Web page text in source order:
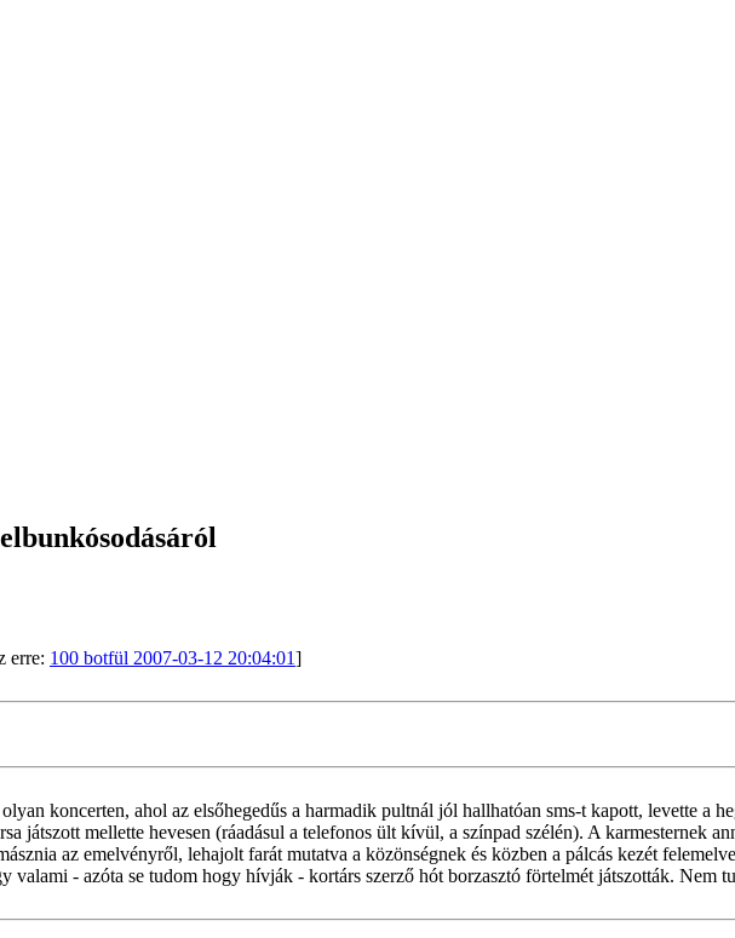
erre: 100 botfül 2007-03-12 20:04:01]
koncerten, ahol az elsőhegedűs a harmadik pultnál jól hallhatóan sms-t kapott, levette a
játszott mellette hevesen (ráadásul a telefonos ült kívül, a színpad szélén). A karmesternek
az emelvényről, lehajolt farát mutatva a közönségnek és közben a pálcás kezét
valami - azóta se tudom hogy hívják - kortárs szerző hót borzasztó förtelmét játszották. Nem